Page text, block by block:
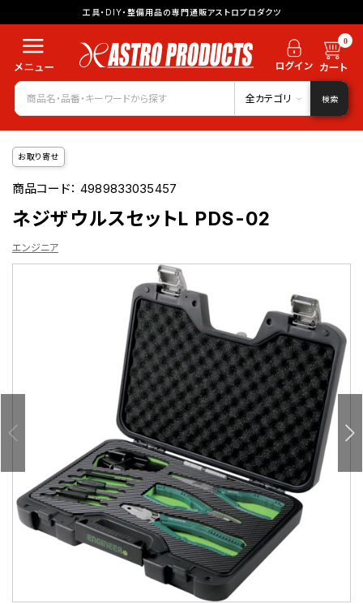
工具・DIY・整備用品の専門通販アストロプロダクツ
0
全カテゴリ 検索
お取り寄せ
商品コード：4989833035457
ネジザウルスセットL PDS-02
エンジニア